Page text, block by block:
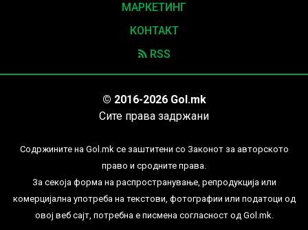
МАРКЕТИНГ
КОНТАКТ
RSS
© 2016-2026 Gol.mk
Сите права задржани
Содржините на Gol.mk се заштитени со Законот за авторското
право и сродните права.
За секоја форма на распространување, репродукција или
комерцијална употреба на текстови, фотографии или податоци од
овој веб сајт, потребна е писмена согласност од Gol.mk.